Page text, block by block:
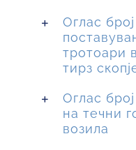
Оглас
тротоари
тирз
Оглас
на течни
возила